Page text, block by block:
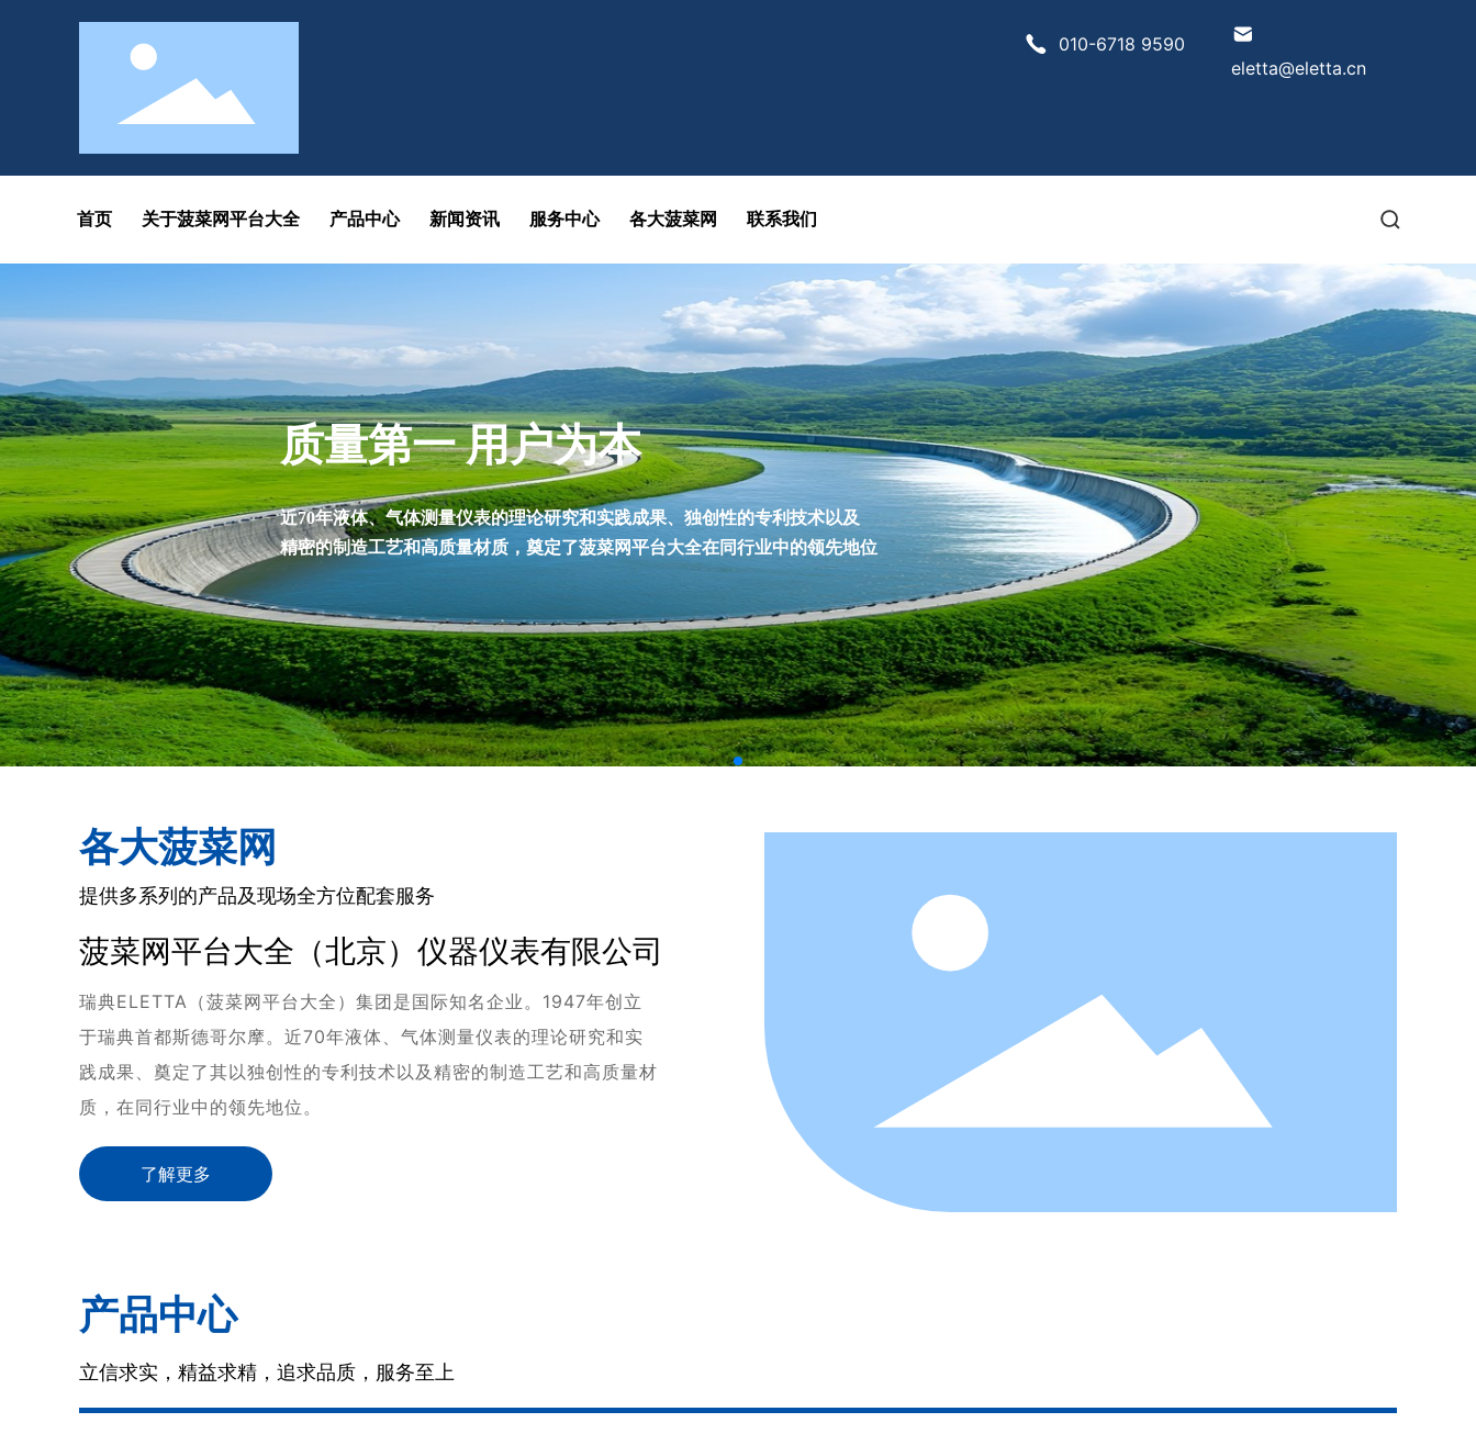
各大菠菜网
010-6718 9590
eletta@eletta.cn
首页 关于菠菜网平台大全 产品中心 新闻资讯 服务中心 各大菠菜网 联系我们
质量第一 用户为本
近70年液体、气体测量仪表的理论研究和实践成果、独创性的专利技术以及
精密的制造工艺和高质量材质，奠定了菠菜网平台大全在同行业中的领先地位
各大菠菜网
提供多系列的产品及现场全方位配套服务
菠菜网平台大全（北京）仪器仪表有限公司
瑞典ELETTA（菠菜网平台大全）集团是国际知名企业。1947年创立
于瑞典首都斯德哥尔摩。 近70年液体、气体测量仪表的理论研究和实
践成果、奠定了其以独创性的专利技术以及精密的制造工艺和高质量材
质，在同行业中的领先地位。
了解更多
产品中心
立信求实，精益求精，追求品质，服务至上